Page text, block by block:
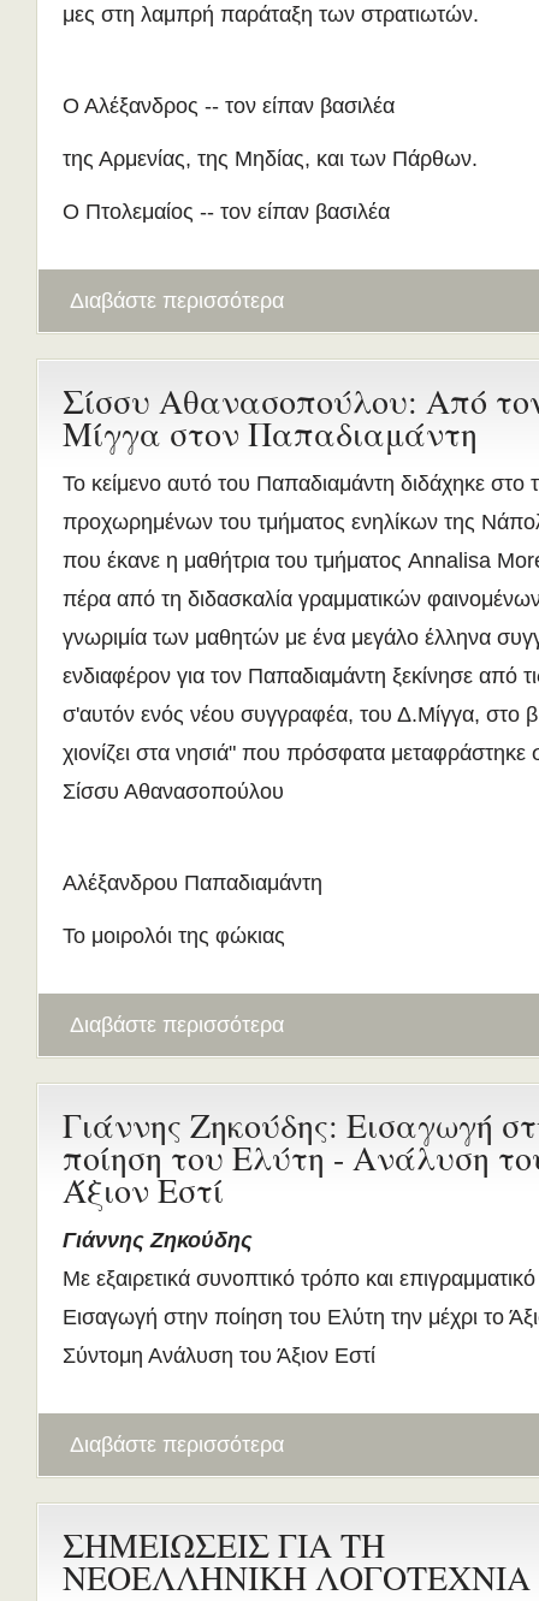
μες στη λαμπρή παράταξη των στρατιωτών.
Ο Αλέξανδρος -- τον είπαν βασιλέα
της Αρμενίας, της Μηδίας, και των Πάρθων.
Ο Πτολεμαίος -- τον είπαν βασιλέα
Διαβάστε περισσότερα
Σίσσυ Αθανασοπούλου: Από
Μίγγα στον Παπαδιαμάντη
Το κείμενο αυτό του Παπαδιαμάντη διδάχηκε στο
προχωρημένων του τμήματος ενηλίκων της
που έκανε η μαθήτρια του τμήματος Annalisa
πέρα από τη διδασκαλία γραμματικών
γνωριμία των μαθητών με ένα μεγάλο έλληνα
ενδιαφέρον για τον Παπαδιαμάντη ξεκίνησε από
σ'αυτόν ενός νέου συγγραφέα, του Δ.Μίγγα, στο
χιονίζει στα νησιά" που πρόσφατα μεταφράστηκε
Σίσσυ Αθανασοπούλου
Αλέξανδρου Παπαδιαμάντη
Το μοιρολόι της φώκιας
Διαβάστε περισσότερα
Γιάννης Ζηκούδης: Εισαγωγή
ποίηση του Ελύτη - Ανάλυση
Άξιον Εστί
Γιάννης Ζηκούδης
Με εξαιρετικά συνοπτικό τρόπο και
Εισαγωγή στην ποίηση του Ελύτη την μέχρι το
Σύντομη Ανάλυση του Άξιον Εστί
Διαβάστε περισσότερα
ΣΗΜΕΙΩΣΕΙΣ ΓΙΑ ΤΗ
ΝΕΟΕΛΛΗΝΙΚΗ ΛΟΓΟΤΕΧΝΙΑ